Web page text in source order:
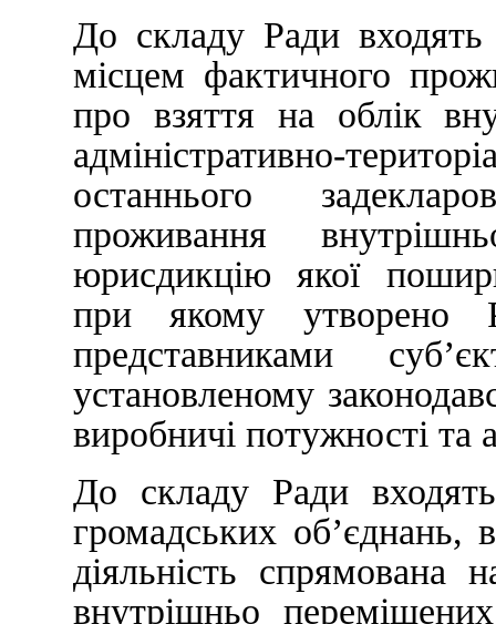
До складу Ради входять
місцем фактичного
про взяття на облік
адміністративно-
останнього
проживання
юрисдикцію якої
при якому
представниками
установленому
виробничі потужності та
До складу Ради
громадських об’єднань,
діяльність спрямована
внутрішньо